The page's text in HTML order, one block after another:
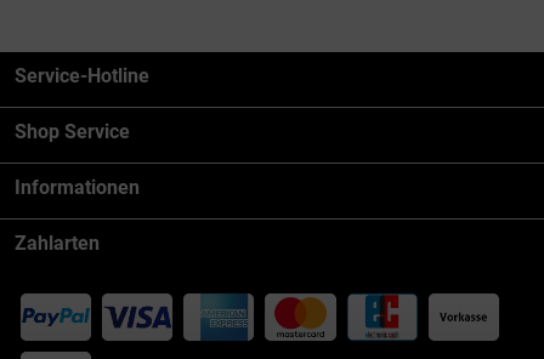
Service-Hotline
Shop Service
Informationen
Zahlarten